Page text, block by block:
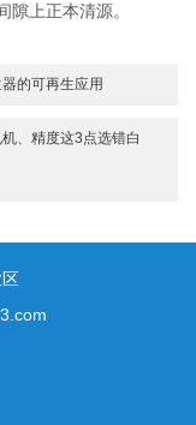
上正本清源。
的可再生应用
、精度这3点选错白